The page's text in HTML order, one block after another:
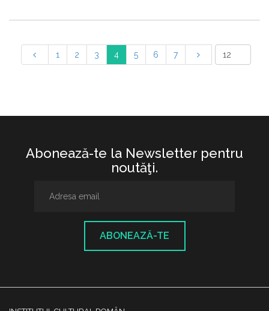
1 2 3 4 5 6 7
Abonează-te la Newsletter pentru
noutăţi.
ABONEAZĂ-TE